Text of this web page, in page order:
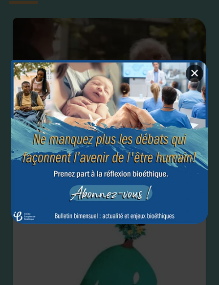
✕
Comment augmenter l'offre palliative dans un pays
qui autorise l'euthanasie ?